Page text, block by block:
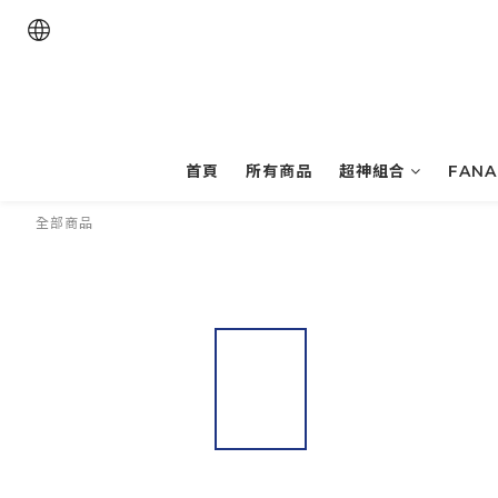
首頁 所有商品 超神組合
全部商品